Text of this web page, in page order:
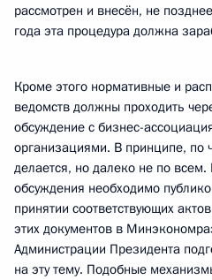
рассмотрен и внесён, не
года эта процедура должна
Кроме этого нормативные и
ведомств должны проходить
обсуждение с бизнес-
организациями. В принципе, по
делается, но далеко не по всем.
обсуждения необходимо
принятии соответствующих
этих документов в
Администрации Президента
на эту тему. Подобные